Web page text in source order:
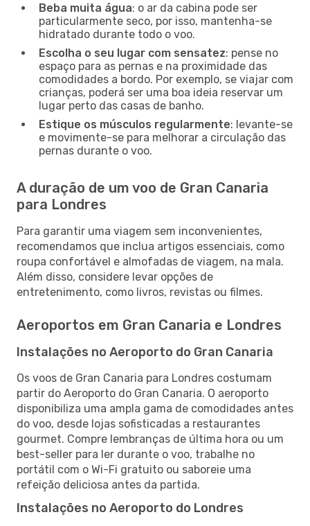
Beba muita água: o ar da cabina pode ser
particularmente seco, por isso, mantenha-se
hidratado durante todo o voo.
Escolha o seu lugar com sensatez: pense no
espaço para as pernas e na proximidade das
comodidades a bordo. Por exemplo, se viajar com
crianças, poderá ser uma boa ideia reservar um
lugar perto das casas de banho.
Estique os músculos regularmente: levante-se
e movimente-se para melhorar a circulação das
pernas durante o voo.
A duração de um voo de Gran Canaria
para Londres
Para garantir uma viagem sem inconvenientes,
recomendamos que inclua artigos essenciais, como
roupa confortável e almofadas de viagem, na mala.
Além disso, considere levar opções de
entretenimento, como livros, revistas ou filmes.
Aeroportos em Gran Canaria e Londres
Instalações no Aeroporto do Gran Canaria
Os voos de Gran Canaria para Londres costumam
partir do Aeroporto do Gran Canaria. O aeroporto
disponibiliza uma ampla gama de comodidades antes
do voo, desde lojas sofisticadas a restaurantes
gourmet. Compre lembranças de última hora ou um
best-seller para ler durante o voo, trabalhe no
portátil com o Wi-Fi gratuito ou saboreie uma
refeição deliciosa antes da partida.
Instalações no Aeroporto do Londres